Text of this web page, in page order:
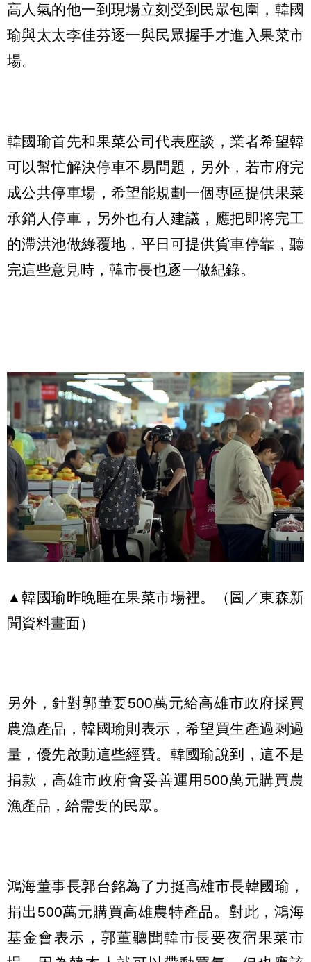
高人氣的他一到現場立刻受到民眾包圍，韓國
瑜與太太李佳芬逐一與民眾握手才進入果菜市
場。
韓國瑜首先和果菜公司代表座談，業者希望韓
可以幫忙解決停車不易問題，另外，若市府完
成公共停車場，希望能規劃一個專區提供果菜
承銷人停車，另外也有人建議，應把即將完工
的滯洪池做綠覆地，平日可提供貨車停靠，聽
完這些意見時，韓市長也逐一做紀錄。
▲韓國瑜昨晚睡在果菜市場裡。（圖／東森新
聞資料畫面）
另外，針對郭董要500萬元給高雄市政府採買
農漁產品，韓國瑜則表示，希望買生產過剩過
量，優先啟動這些經費。韓國瑜說到，這不是
捐款，高雄市政府會妥善運用500萬元購買農
漁產品，給需要的民眾。
鴻海董事長郭台銘為了力挺高雄市長韓國瑜，
捐出500萬元購買高雄農特產品。對此，鴻海
基金會表示，郭董聽聞韓市長要夜宿果菜市